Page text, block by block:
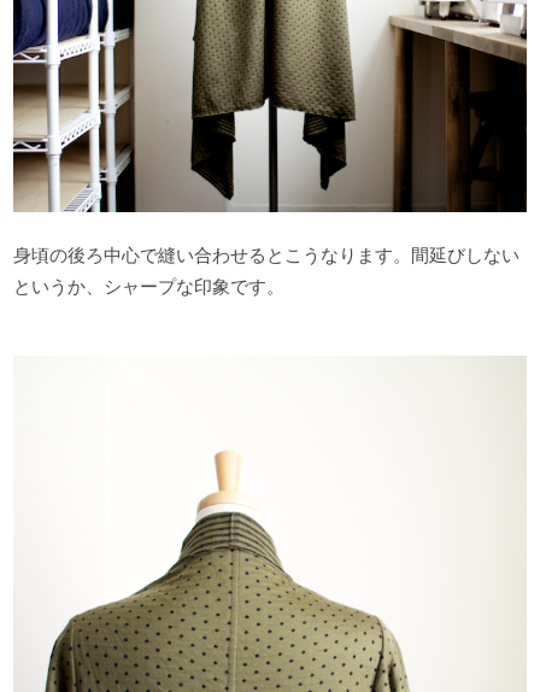
身頃の後ろ中心で縫い合わせるとこうなります。間延びしない
というか、シャープな印象です。